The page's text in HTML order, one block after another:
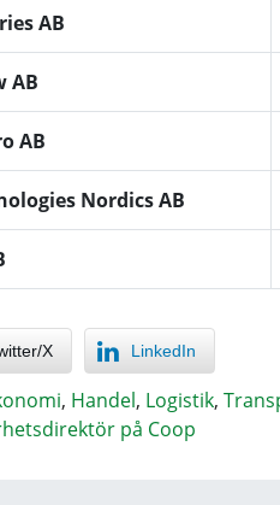
AB
AB
AB
Nordics AB
X LinkedIn
, Handel, Logistik,
på Coop